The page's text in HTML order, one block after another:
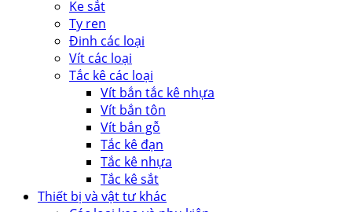
Ke sắt
Ty ren
Đinh các loại
Vít các loại
Tắc kê các loại
Vít bắn tắc kê nhựa
Vít bắn tôn
Vít bắn gỗ
Tắc kê đạn
Tắc kê nhựa
Tắc kê sắt
Thiết bị và vật tư khác